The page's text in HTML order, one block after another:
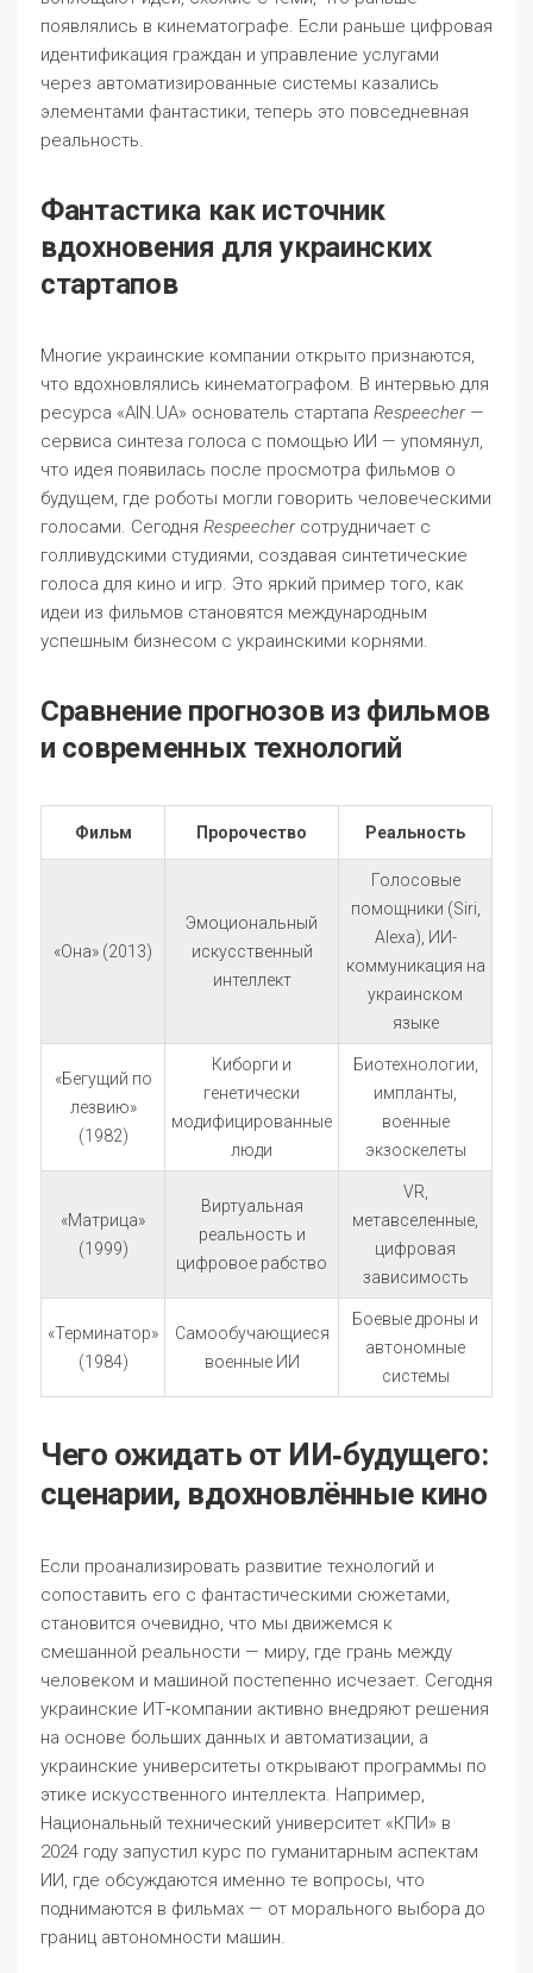
появлялись в кинематографе. Если раньше цифровая
идентификация граждан и управление услугами
через автоматизированные системы казались
элементами фантастики, теперь это повседневная
реальность.
Фантастика как источник
вдохновения для украинских
стартапов
Многие украинские компании открыто признаются,
что вдохновлялись кинематографом. В интервью для
ресурса «AIN.UA» основатель стартапа Respeecher—
сервиса синтеза голоса с помощью ИИ — упомянул,
что идея появилась после просмотра фильмов о
будущем, где роботы могли говорить человеческими
голосами. Сегодня Respeecherсотрудничает с
голливудскими студиями, создавая синтетические
голоса для кино и игр. Это яркий пример того, как
идеи из фильмов становятся международным
успешным бизнесом с украинскими корнями.
Сравнение прогнозов из фильмов
и современных технологий
Фильм Пророчество Реальность
«Она» (2013)
Эмоциональный
искусственный
интеллект
Голосовые
помощники (Siri,
Alexa), ИИ-
коммуникация на
украинском
языке
«Бегущий по
лезвию»
(1982)
Киборги и
генетически
модифицированные
люди
Биотехнологии,
импланты,
военные
экзоскелеты
«Матрица»
(1999)
Виртуальная
реальность и
цифровое рабство
VR,
метавселенные,
цифровая
зависимость
«Терминатор»
(1984)
Самообучающиеся
военные ИИ
Боевые дроны и
автономные
системы
Чего ожидать от ИИ‑будущего:
сценарии, вдохновлённые кино
Если проанализировать развитие технологий и
сопоставить его с фантастическими сюжетами,
становится очевидно, что мы движемся к
смешанной реальности — миру, где грань между
человеком и машиной постепенно исчезает. Сегодня
украинские ИТ‑компании активно внедряют решения
на основе больших данных и автоматизации, а
украинские университеты открывают программы по
этике искусственного интеллекта. Например,
Национальный технический университет «КПИ» в
2024 году запустил курс по гуманитарным аспектам
ИИ, где обсуждаются именно те вопросы, что
поднимаются в фильмах — от морального выбора до
границ автономности машин.